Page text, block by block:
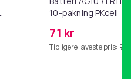
10-pakning PKcell
71 kr
Tidligere laveste pris: 76